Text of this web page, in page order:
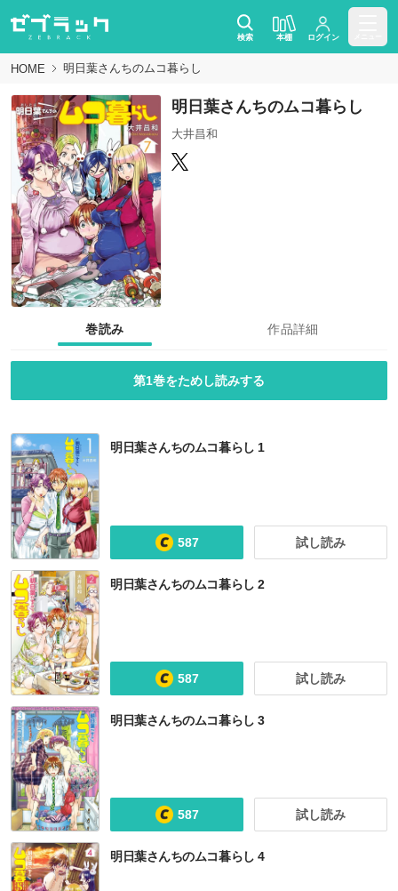
検索 本棚 ログイン
HOME 明日葉さんちのムコ暮らし
明日葉さんちのムコ暮らし
大井昌和
巻読み 作品詳細
第1巻をためし読みする
明日葉さんちのムコ暮らし 1
587 試し読み
明日葉さんちのムコ暮らし 2
587 試し読み
明日葉さんちのムコ暮らし 3
587 試し読み
明日葉さんちのムコ暮らし 4